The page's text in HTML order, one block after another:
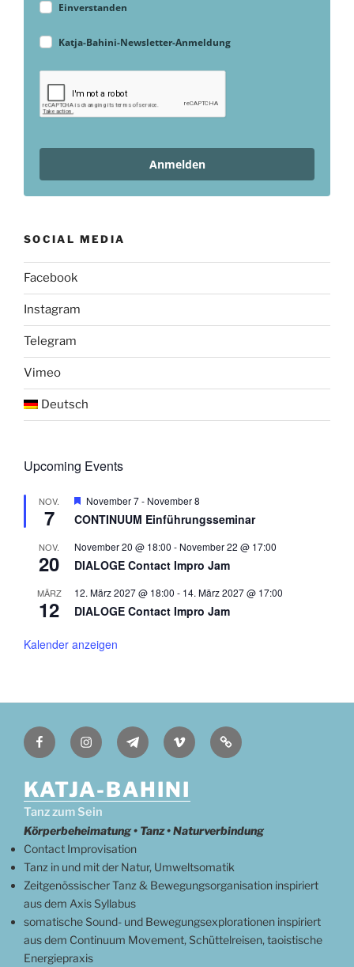
Einverstanden
Katja-Bahini-Newsletter-Anmeldung
Anmelden
SOCIAL MEDIA
Facebook
Instagram
Telegram
Vimeo
Deutsch
Upcoming Events
NOV.
7
H
e
r
o
r
e
h
o
n
November 7- November 8
CONTINUUM Einführungsseminar
NOV.
20
November 20 @ 18:00 - November 22 @ 17:00
DIALOGE Contact Impro Jam
MÄRZ
12
12. März 2027 @ 18:00 - 14. März 2027 @ 17:00
DIALOGE Contact Impro Jam
Kalender anzeigen
FacebookInstagramTelegramVimeo Deutsch
KATJA-BAHINI
Tanz zum Sein
Körperbeheimatung • Tanz • Naturverbindung
Contact Improvisation
Tanz in und mit der Natur, Umweltsomatik
Zeitgenössischer Tanz & Bewegungsorganisation inspiriert
aus dem Axis Syllabus
somatische Sound- und Bewegungsexplorationen inspiriert
aus dem Continuum Movement, Schüttelreisen, taoistische
Energiepraxis